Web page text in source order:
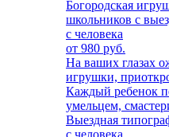
Богородская
школьников с
с человека
от 980 руб.
На ваших глазах
игрушки,
Каждый ребенок
умельцем,
Выездная
с человека